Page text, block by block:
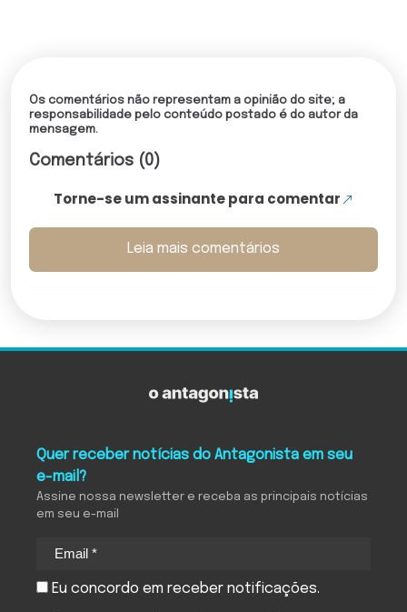
Os comentários não representam a opinião do site; a
responsabilidade pelo conteúdo postado é do autor da
mensagem.
Comentários (0)
Torne-se um assinante para comentar
Leia mais comentários
Quer receber notícias do Antagonista em seu
e-mail?
Assine nossa newsletter e receba as principais notícias
em seu e-mail
Eu concordo em receber notificações.